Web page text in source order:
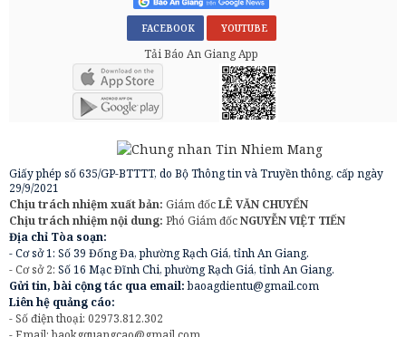
FACEBOOK YOUTUBE
Tải Báo An Giang App
Giấy phép số 635/GP-BTTTT, do Bộ Thông tin và Truyền thông, cấp ngày
29/9/2021
Chịu trách nhiệm xuất bản: Giám đốcLÊ VĂN CHUYỂN
Chịu trách nhiệm nội dung: Phó Giám đốcNGUYỄN VIỆT TIẾN
Địa chỉ Tòa soạn:
- Cơ sở 1: Số 39 Đống Đa, phường Rạch Giá, tỉnh An Giang.
- Cơ sở 2: Số 16 Mạc Đĩnh Chi, phường Rạch Giá, tỉnh An Giang.
Gửi tin, bài cộng tác qua email:baoagdientu@gmail.com
Liên hệ quảng cáo:
- Số điện thoại: 02973.812.302